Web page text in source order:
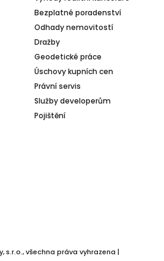
Bezplatné poradenství
Odhady nemovitostí
Dražby
Geodetické práce
Úschovy kupních cen
Právní servis
Služby developerům
Pojištění
s.r.o., všechna práva vyhrazena |